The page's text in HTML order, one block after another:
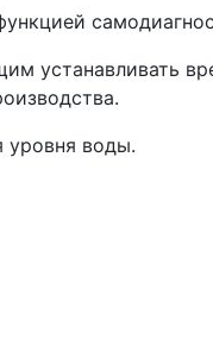
устанавливать
уровня воды.